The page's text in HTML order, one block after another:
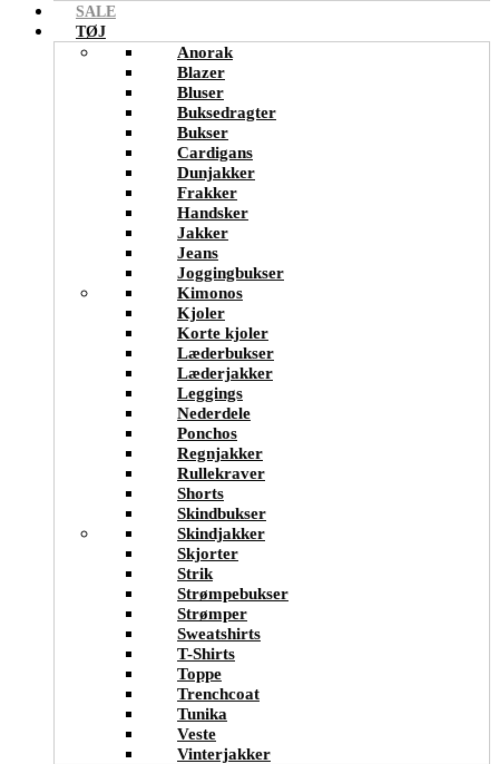
SALE
TØJ
Anorak
Blazer
Bluser
Buksedragter
Bukser
Cardigans
Dunjakker
Frakker
Handsker
Jakker
Jeans
Joggingbukser
Kimonos
Kjoler
Korte kjoler
Læderbukser
Læderjakker
Leggings
Nederdele
Ponchos
Regnjakker
Rullekraver
Shorts
Skindbukser
Skindjakker
Skjorter
Strik
Strømpebukser
Strømper
Sweatshirts
T-Shirts
Toppe
Trenchcoat
Tunika
Veste
Vinterjakker